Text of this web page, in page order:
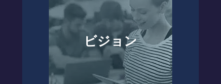
ビジョン